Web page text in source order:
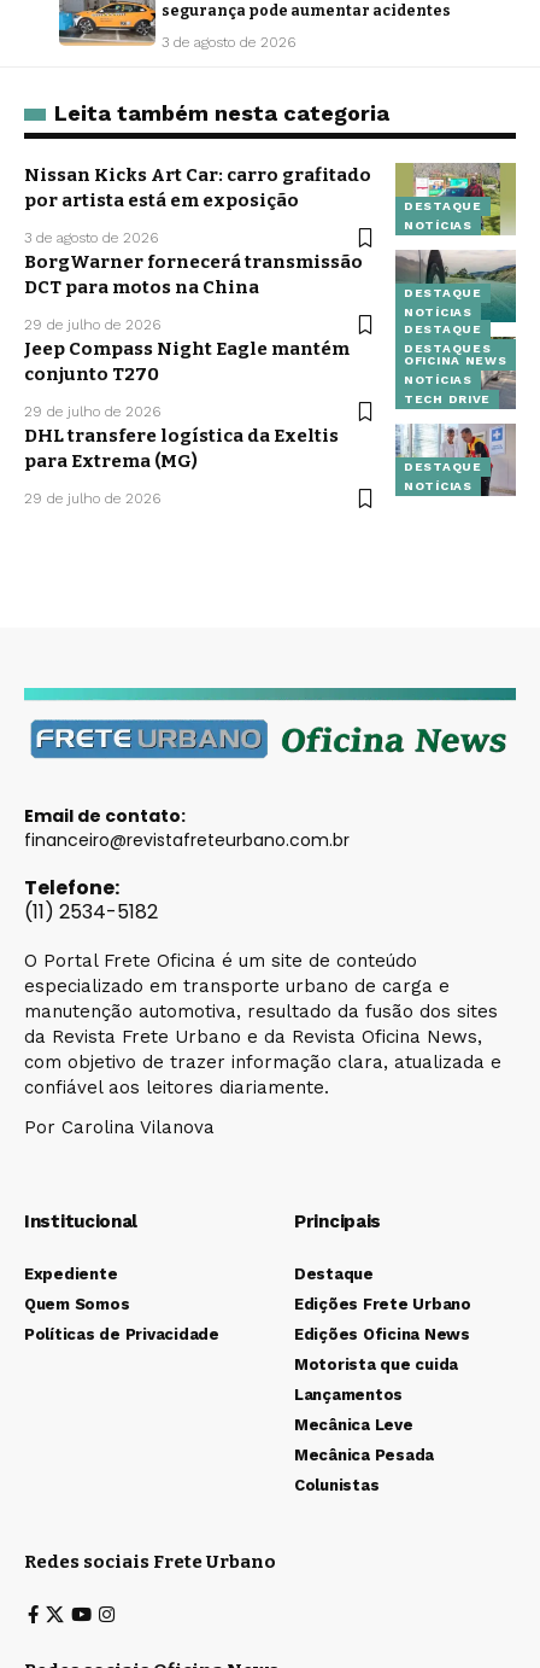
segurança pode aumentar acidentes
3 de agosto de 2026
Leita também nesta categoria
DESTAQUE
NOTÍCIAS
Nissan Kicks Art Car: carro grafitado
por artista está em exposição
3 de agosto de 2026
DESTAQUE
NOTÍCIAS
BorgWarner fornecerá transmissão
DCT para motos na China
29 de julho de 2026
DESTAQUE
DESTAQUES
OFICINA NEWS
NOTÍCIAS
TECH DRIVE
Jeep Compass Night Eagle mantém
conjunto T270
29 de julho de 2026
DESTAQUE
NOTÍCIAS
DHL transfere logística da Exeltis
para Extrema (MG)
29 de julho de 2026
Email de contato:
financeiro@revistafreteurbano.com.br
Telefone:
(11) 2534-5182
O Portal Frete Oficina é um site de conteúdo
especializado em transporte urbano de carga e
manutenção automotiva, resultado da fusão dos sites
da Revista Frete Urbano e da Revista Oficina News,
com objetivo de trazer informação clara, atualizada e
confiável aos leitores diariamente.
Por Carolina Vilanova
Institucional
Expediente
Quem Somos
Políticas de Privacidade
Principais
Destaque
Edições Frete Urbano
Edições Oficina News
Motorista que cuida
Lançamentos
Mecânica Leve
Mecânica Pesada
Colunistas
Redes sociais Frete Urbano